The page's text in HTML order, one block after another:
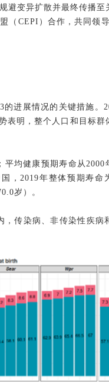
避变异扩散并最终传播至
（CEPI）合作，共同领导
进展情况的关键措施。
表明，整个人口和目标群
均健康预期寿命从2000
，2019年整体预期寿命
岁）。
传染病、非传染性疾病